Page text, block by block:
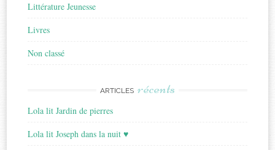
Littérature Jeunesse
Livres
Non classé
ARTICLES récents
Lola lit Jardin de pierres
Lola lit Joseph dans la nuit ♥